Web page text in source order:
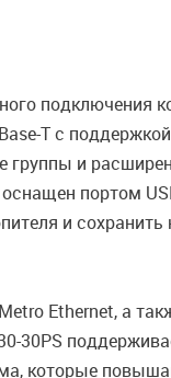
подключения
T с
и
портом
и
Ethernet, а
30PS
которые